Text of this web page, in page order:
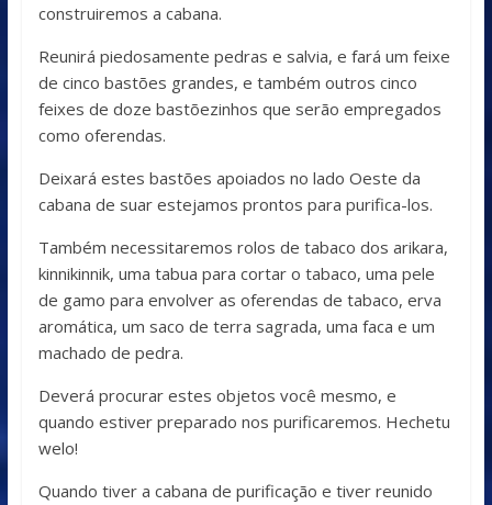
construiremos a cabana.
Reunirá piedosamente pedras e salvia, e fará um feixe
de cinco bastões grandes, e também outros cinco
feixes de doze bastõezinhos que serão empregados
como oferendas.
Deixará estes bastões apoiados no lado Oeste da
cabana de suar estejamos prontos para purifica-los.
Também necessitaremos rolos de tabaco dos arikara,
kinnikinnik, uma tabua para cortar o tabaco, uma pele
de gamo para envolver as oferendas de tabaco, erva
aromática, um saco de terra sagrada, uma faca e um
machado de pedra.
Deverá procurar estes objetos você mesmo, e
quando estiver preparado nos purificaremos. Hechetu
welo!
Quando tiver a cabana de purificação e tiver reunido